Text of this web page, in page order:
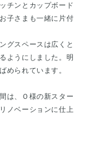
チンとカップボード
子さまも一緒に片付
グスペースは広くと
ようにしました。明
められています。
は、Ｏ様の新スター
ノベーションに仕上